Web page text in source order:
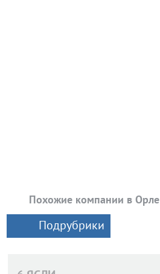
Похожие компании в Орле
Подрубрики